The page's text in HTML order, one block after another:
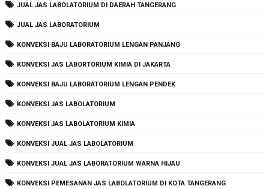
JUAL JAS LABOLATORIUM DI DAERAH TANGERANG
JUAL JAS LABORATORIUM
KONVEKSI BAJU LABORATORIUM LENGAN PANJANG
KONVEKSI JAS LABORTORIUM KIMIA DI JAKARTA
KONVEKSI BAJU LABORATORIUM LENGAN PENDEK
KONVEKSI JAS LABOLATORIUM
KONVEKSI JAS LABOLATORIUM KIMIA
KONVEKSI JUAL JAS LABOLATORIUM
KONVEKSI JUAL JAS LABORATORIUM WARNA HIJAU
KONVEKSI PEMESANAN JAS LABOLATORIUM DI KOTA TANGERANG